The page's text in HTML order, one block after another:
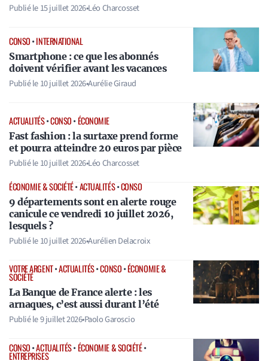
Publié le15 juillet 2026•Léo Charcosset
CONSO•INTERNATIONAL
Smartphone : ce que les abonnés
doivent vérifier avant les vacances
Publié le10 juillet 2026•Aurélie Giraud
ACTUALITÉS•CONSO•ÉCONOMIE
Fast fashion : la surtaxe prend forme
et pourra atteindre 20 euros par pièce
Publié le10 juillet 2026•Léo Charcosset
ÉCONOMIE & SOCIÉTÉ•ACTUALITÉS•CONSO
9 départements sont en alerte rouge
canicule ce vendredi 10 juillet 2026,
lesquels ?
Publié le10 juillet 2026•Aurélien Delacroix
VOTRE ARGENT•ACTUALITÉS•CONSO•ÉCONOMIE &
SOCIÉTÉ
La Banque de France alerte : les
arnaques, c’est aussi durant l’été
Publié le9 juillet 2026•Paolo Garoscio
CONSO•ACTUALITÉS•ÉCONOMIE & SOCIÉTÉ•
ENTREPRISES